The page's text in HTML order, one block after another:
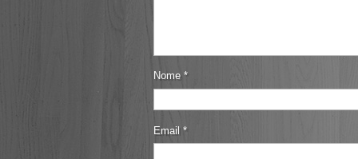
Nome *
Email *